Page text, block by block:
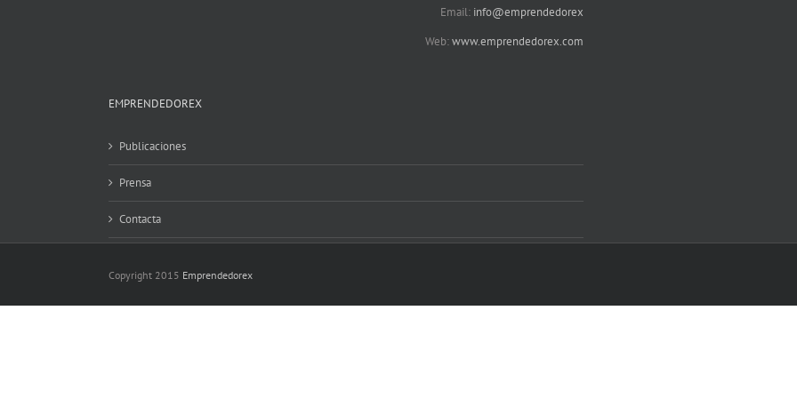
Email: info@emprendedorex
Web:www.emprendedorex.com
EMPRENDEDOREX
Publicaciones
Prensa
Contacta
Copyright 2015 Emprendedorex